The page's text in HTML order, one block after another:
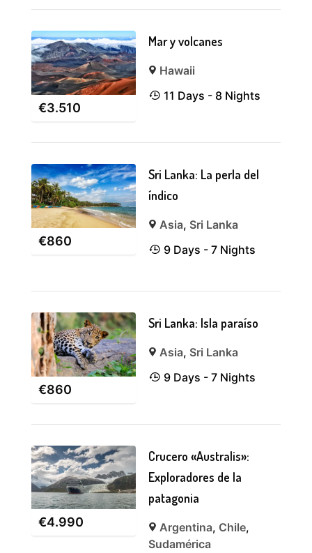
€3.510
Mar y volcanes
Hawaii
11 Days - 8 Nights
€860
Sri Lanka: La perla del
índico
Asia, Sri Lanka
9 Days - 7 Nights
€860
Sri Lanka: Isla paraíso
Asia, Sri Lanka
9 Days - 7 Nights
€4.990
Crucero «Australis»:
Exploradores de la
patagonia
Argentina, Chile,
Sudamérica